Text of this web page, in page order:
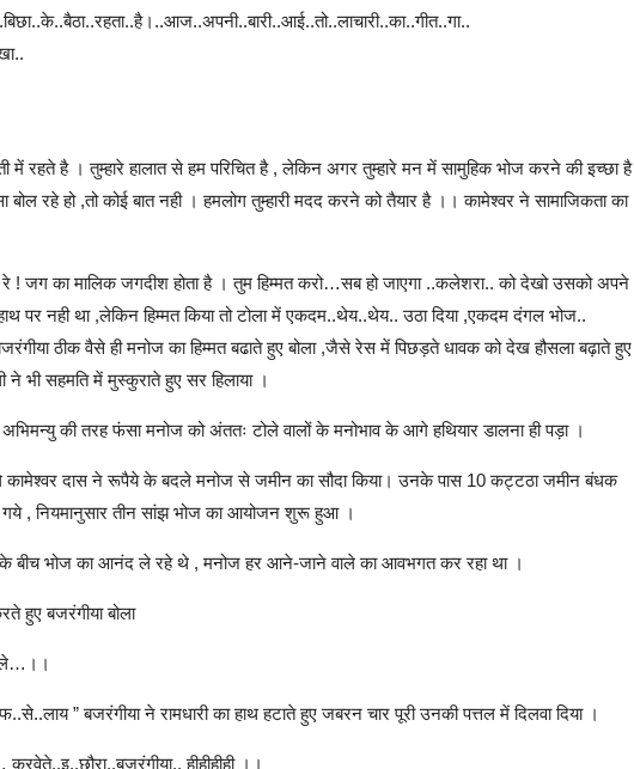
में रहते है । तुम्हारे हालात से हम परिचित है , लेकिन अगर तुम्हारे मन में सामुहिक भोज करने की इच्छा है
रहे हो ,तो कोई बात नही । हमलोग तुम्हारी मदद करने को तैयार है ।। कामेश्वर ने सामाजिकता का
रे ! जग का मालिक जगदीश होता है । तुम हिम्मत करो…सब हो जाएगा ..कलेशरा.. को देखो उसको अपने
पर नही था ,लेकिन हिम्मत किया तो टोला में एकदम..थेय..थेय.. उठा दिया ,एकदम दंगल भोज..
ठीक वैसे ही मनोज का हिम्मत बढाते हुए बोला ,जैसे रेस में पिछड़ते धावक को देख हौसला बढ़ाते हुए
भी सहमति में मुस्कुराते हुए सर हिलाया ।
की तरह फंसा मनोज को अंततः टोले वालों के मनोभाव के आगे हथियार डालना ही पड़ा ।
कामेश्वर दास ने रूपैये के बदले मनोज से जमीन का सौदा किया। उनके पास 10 कट्टठा जमीन बंधक
गये , नियमानुसार तीन सांझ भोज का आयोजन शुरू हुआ ।
के बीच भोज का आनंद ले रहे थे , मनोज हर आने-जाने वाले का आवभगत कर रहा था ।
हुए बजरंगीया बोला
” बजरंगीया ने रामधारी का हाथ हटाते हुए जबरन चार पूरी उनकी पत्तल में दिलवा दिया ।
हीहीहीही ।।